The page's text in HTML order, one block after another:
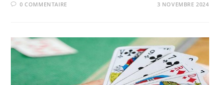
0 COMMENTAIRE 3 NOVEMBRE 2024